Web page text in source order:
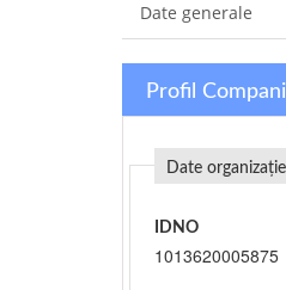
Date generale
Profil
Date organizație
IDNO
1013620005875